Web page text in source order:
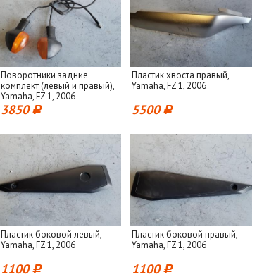
Поворотники задние
комплект (левый и правый),
Yamaha, FZ 1, 2006
3850
Пластик хвоста правый,
Yamaha, FZ 1, 2006
5500
Пластик боковой левый,
Yamaha, FZ 1, 2006
1100
Пластик боковой правый,
Yamaha, FZ 1, 2006
1100